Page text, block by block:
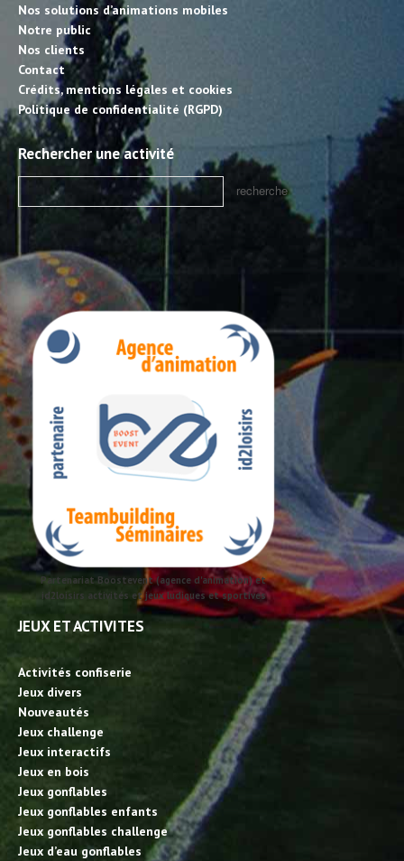
Nos solutions d’animations mobiles
Notre public
Nos clients
Contact
Crédits, mentions légales et cookies
Politique de confidentialité (RGPD)
Rechercher une activité
Partenariat Boostevent (agence d'animation) et
id2loisirs activités et jeux ludiques et sportives
JEUX ET ACTIVITES
Activités confiserie
Jeux divers
Nouveautés
Jeux challenge
Jeux interactifs
Jeux en bois
Jeux gonflables
Jeux gonflables enfants
Jeux gonflables challenge
Jeux d’eau gonflables